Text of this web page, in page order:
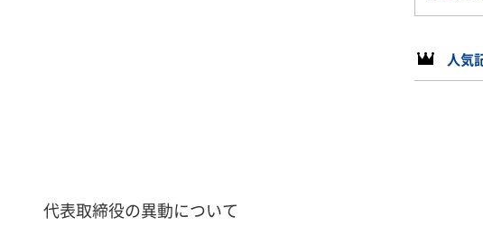
代表取締役の異動について
人気